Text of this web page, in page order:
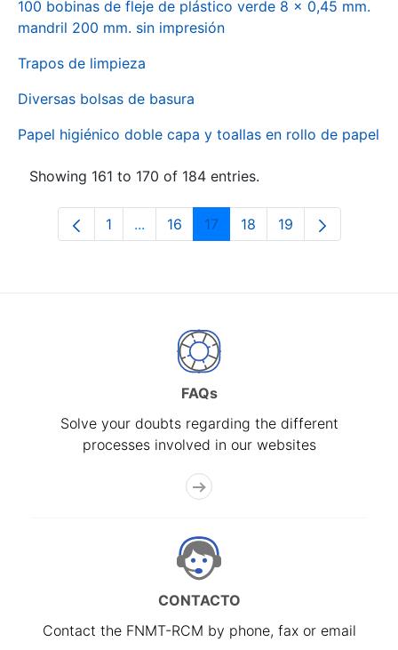
100 bobinas de fleje de plástico verde 8 x 0,45 mm.
mandril 200 mm. sin impresión
Trapos de limpieza
Diversas bolsas de basura
Papel higiénico doble capa y toallas en rollo de papel
Showing 161 to 170 of 184 entries.
Page
1 ...Intermediate Pages Use TAB to
Page
16 Page
17 Page
18 Page
19
FAQs
Solve your doubts regarding the different
processes involved in our websites
CONTACTO
Contact the FNMT-RCM by phone, fax or email